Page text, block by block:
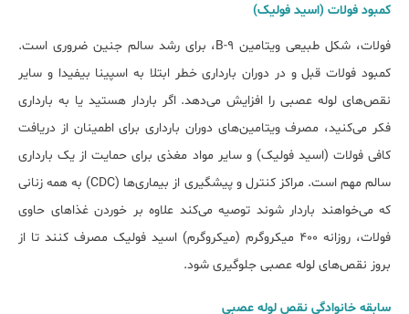
کمبود فولات (اسید فولیک)
فولات، شکل طبیعی ویتامین B-9، برای رشد سالم جنین ضروری است.
کمبود فولات قبل و در دوران بارداری خطر ابتلا به اسپینا بیفیدا و سایر
نقص‌های لوله عصبی را افزایش می‌دهد. اگر باردار هستید یا به بارداری
فکر می‌کنید، مصرف ویتامین‌های دوران بارداری برای اطمینان از دریافت
کافی فولات (اسید فولیک) و سایر مواد مغذی برای حمایت از یک بارداری
سالم مهم است. مراکز کنترل و پیشگیری از بیماری‌ها (CDC) به همه زنانی
که می‌خواهند باردار شوند توصیه می‌کند علاوه بر خوردن غذاهای حاوی
فولات، روزانه ۴۰۰ میکروگرم (میکروگرم) اسید فولیک مصرف کنند تا از
بروز نقص‌های لوله عصبی جلوگیری شود.
سابقه خانوادگی نقص لوله عصبی